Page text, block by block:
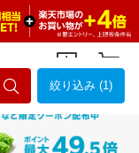
絞り込み (1)